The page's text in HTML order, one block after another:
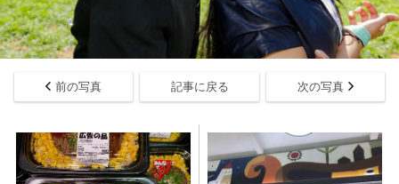
前の写真 記事に戻る 次の写真